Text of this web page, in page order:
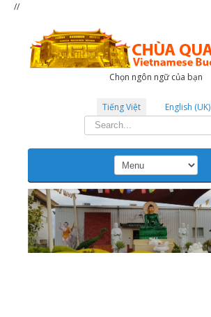
//
Chọn ngôn ngữ của bạn
Tiếng Việt English (UK)
Tìm
kiếm...